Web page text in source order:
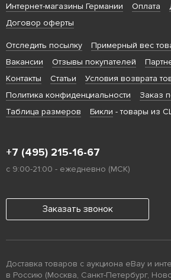
Интернет-магазины Германии
Оплата
Договор оферты
Отследить посылку Примерный вес
Вакансии
Отзывы покупателей
Контакты
Статьи
Условия возврата
Политика конфиденциальности
Заказ
Таблица размеров
Бикли - товары из
+7 (495) 215-16-67
с 9:00-21:00 - ежедневно (МСК)
Заказать звонок
Доставка товаров с аукциона eBay и
в Россию (Москва, Санкт-Петербург,